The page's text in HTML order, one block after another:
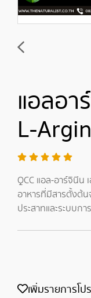
แอลอา
L-
QCC แอล-อาร์จินีน
อาหารที่มีสารตั้งต้น
ประสาทและระบบก
เพิ่มรายการโป